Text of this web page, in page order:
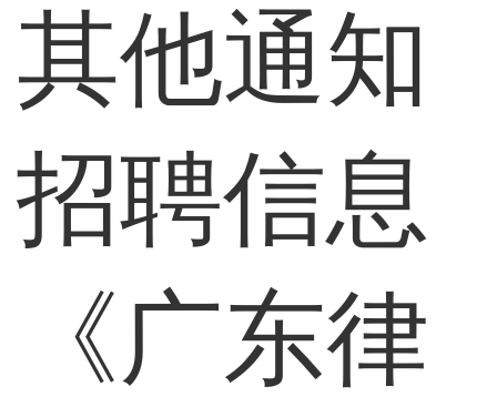
其他通知
招聘信息
《广东律